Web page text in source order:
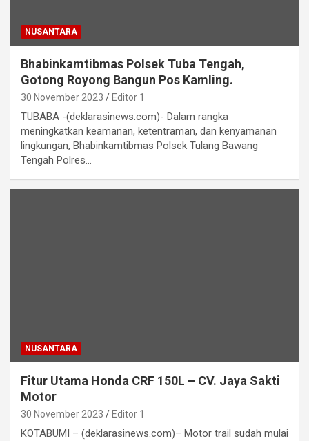
NUSANTARA
Bhabinkamtibmas Polsek Tuba Tengah,
Gotong Royong Bangun Pos Kamling.
30 November 2023 Editor 1
TUBABA -(deklarasinews.com)- Dalam rangka
meningkatkan keamanan, ketentraman, dan kenyamanan
lingkungan, Bhabinkamtibmas Polsek Tulang Bawang
Tengah Polres…
NUSANTARA
Fitur Utama Honda CRF 150L – CV. Jaya Sakti
Motor
30 November 2023 Editor 1
KOTABUMI – (deklarasinews.com)– Motor trail sudah mulai